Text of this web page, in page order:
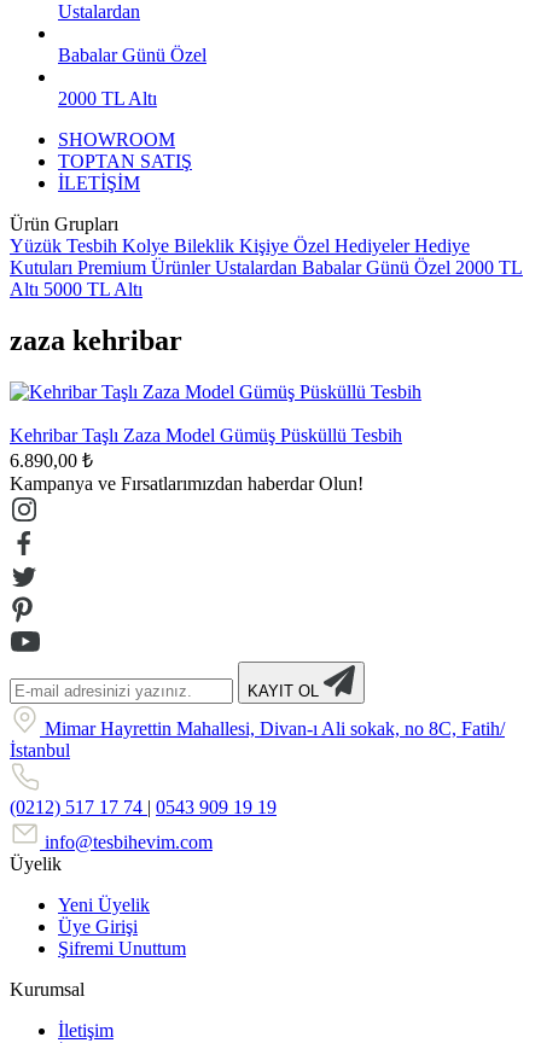
Ustalardan
Babalar Günü Özel
2000 TL Altı
SHOWROOM
TOPTAN SATIŞ
İLETİŞİM
Ürün Grupları
Yüzük Tesbih Kolye Bileklik Kişiye Özel Hediyeler Hediye
Kutuları Premium Ürünler Ustalardan Babalar Günü Özel 2000 TL
Altı 5000 TL Altı
zaza kehribar
Kehribar Taşlı Zaza Model Gümüş Püsküllü Tesbih
6.890,00 ₺
Kampanya ve Fırsatlarımızdan haberdar Olun!
KAYIT OL
Mimar Hayrettin Mahallesi, Divan-ı Ali sokak, no 8C, Fatih/
İstanbul
(0212) 517 17 74 | 0543 909 19 19
info@tesbihevim.com
Üyelik
Yeni Üyelik
Üye Girişi
Şifremi Unuttum
Kurumsal
İletişim